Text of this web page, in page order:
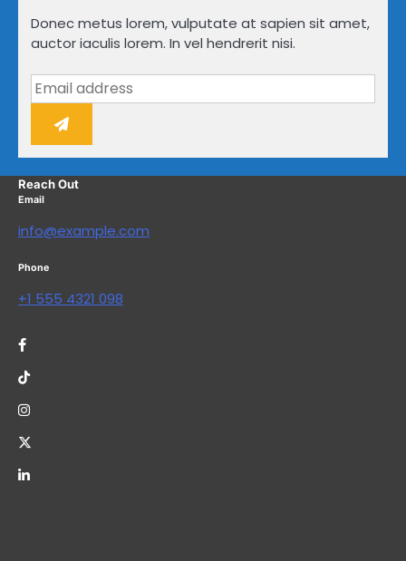
Donec metus lorem, vulputate at sapien sit amet,
auctor iaculis lorem. In vel hendrerit nisi.
Reach Out
Email
info@example.com
Phone
+1 555 4321 098